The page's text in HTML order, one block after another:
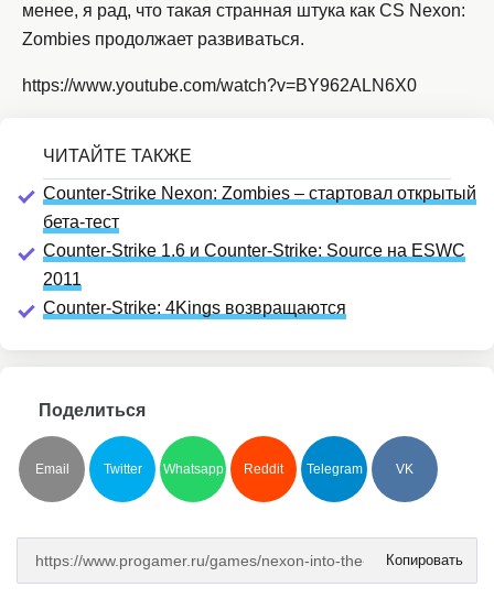
менее, я рад, что такая странная штука как CS Nexon:
Zombies продолжает развиваться.
https://www.youtube.com/watch?v=BY962ALN6X0
Counter-Strike Nexon: Zombies – стартовал открытый
бета-тест
Counter-Strike 1.6 и Counter-Strike: Source на ESWC
2011
Counter-Strike: 4Kings возвращаются
Поделиться
Email Twitter Whatsapp Reddit Telegram VK
Копировать